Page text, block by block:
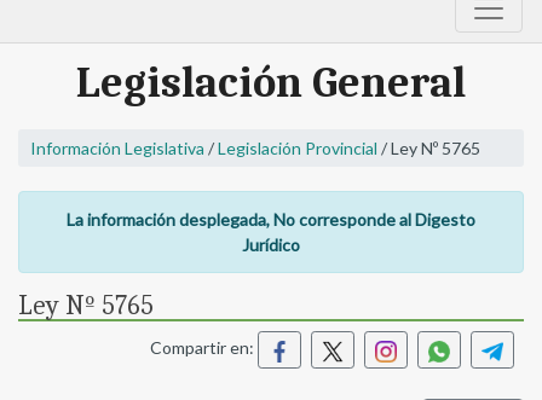
Legislación General
Información Legislativa /Legislación Provincial / Ley Nº 5765
La información desplegada, No corresponde al Digesto
Jurídico
Ley Nº 5765
Compartir en: